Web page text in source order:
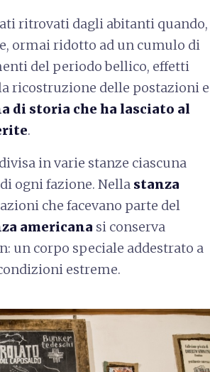
ritrovati dagli abitanti quando,
ormai ridotto ad un cumulo di
del periodo bellico, effetti
ricostruzione delle postazioni e
di storia che ha lasciato al
.
in varie stanze ciascuna
ogni fazione. Nella stanza
che facevano parte del
americana si conserva
un corpo speciale addestrato a
estreme.